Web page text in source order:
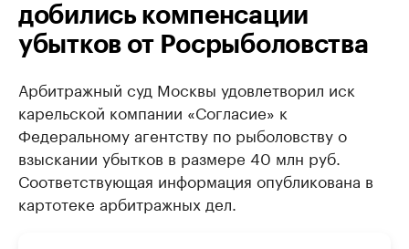
добились компенсации
убытков от Росрыболовства
Арбитражный суд Москвы удовлетворил иск
карельской компании «Согласие» к
Федеральному агентству по рыболовству о
взыскании убытков в размере 40 млн руб.
Соответствующая информация опубликована в
картотеке арбитражных дел.